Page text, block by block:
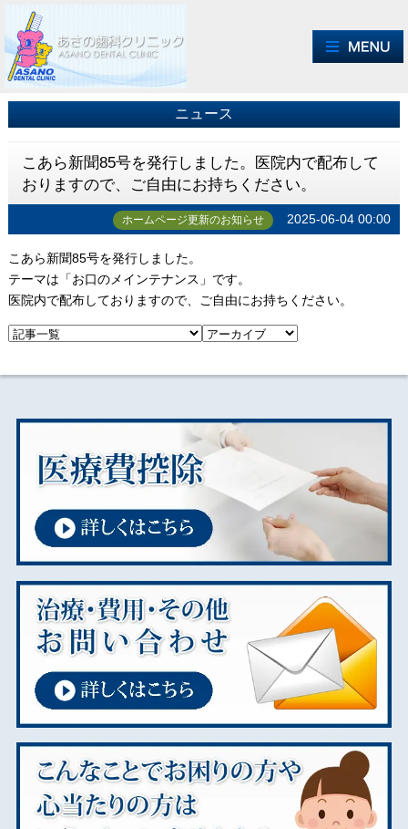
ニュース
こあら新聞85号を発行しました。医院内で配布して
おりますので、ご自由にお持ちください。
ホームページ更新のお知らせ 2025-06-04 00:00
こあら新聞85号を発行しました。
テーマは「お口のメインテナンス」です。
医院内で配布しておりますので、ご自由にお持ちください。